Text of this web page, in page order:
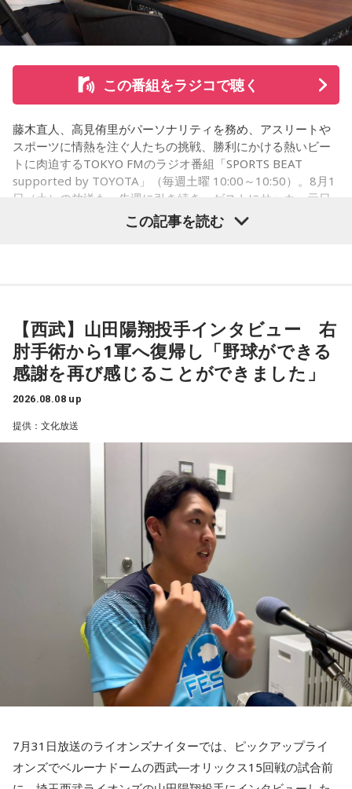
今日は不要なものを手放したり、今後の計画を見直すことを
心掛けると良い日です。
東京・池袋占い館セレーネ所属。10代に占いに出会い、勉
強、コミュニケーションなどの苦手な部分を克服。成績も最
クスを持つ方に寄り添いたいと本格的に占いの世界に進出。
SATORI電話占い月間ランキング連続1位。占いコンテンツ
『莉瑠と龍神様の絶対神託』リリース。
Webサイト：https://selene-uranai.com/
オンライン占いセレーネ：https://online-uranai.jp/
式のときに『パパが弾いてた曲だ』と思ってもらえたら」と
思いを語りました。
コーナー後には、来場者から田村への質疑応答も実施。最後
には、田村がイベントを振り返り、「リスナーの皆さんのエ
ンディング曲の話とかを聞いているだけでも、僕はポジティ
ブになれた。確かに死はすごく悲しいことではあるんだけ
うやって向き合うかということを考える一つのきっかけにな
こりを和らげる」をテーマに、さまざまな「心のこり」に触
れながら、自分自身の想いを見つめ直す機会を届けました。
なお、この模様は8月11日（火・祝）午前9時00分～10時00
■番組名：『田村淳のNewsCLUB「自分自身と話そうの
■放送日時：2026年8月11日（火・祝）午前9時00分～10時
■出演：田村淳、砂山圭大郎（文化放送アナウンサー）
■提供：全日本葬祭業協同組合連合会（全葬連）
この番組をラジコで聴く
藤木直人、高見侑里がパーソナリティを務め、アスリートや
スポーツに情熱を注ぐ人たちの挑戦、勝利にかける熱いビー
トに肉迫するTOKYO FMのラジオ番組「SPORTS BEAT
supported by TOYOTA」（毎週土曜 10:00～10:50）。8月1
日（土）の放送も、先週に引き続き、ゲストにサッカー元日
本代表の福田正博さんが登場！ 当記事では、「FIFAワールド
カップ26（以下、W杯）」でブラジルに対する発言が波紋を
（左から）福田正博さん、藤木直人、高見侑里
1966年生まれの福田正博さんは、日本人初のJリーグ得点王に
45試合出場で9ゴールを記録するなど活躍を見せ、1993年に
はW杯アジア地区最終予選にも出場しました。2002年に現役
を引退した後は、サッカー解説者としてメディアでの活動の
ほか、講演会やサッカー教室をおこなうなど、自身の経験を
活かしながら幅広く活動しています。
◆「塩貝選手に悪意はなかった」
藤木：決勝トーナメントの相手がブラジルに決まった際、塩
貝選手の言葉が切り取られて話題になったというか、ブラジ
ルにちょっと火をつけてしまった部分もあるのかなと思った
福田：そうですね。塩貝選手に悪意はなかったと思います
し、素直に自分の気持ちを言っただけなのですが、それをブ
ラジルサイドがうまく切り取って、結果的に彼らのモチベー
ションを上げるような形になってしまったので、それはあま
何を言っているかというと、日本とブラジルの力関係は間違
いなくブラジルが上なんですよ。そこで日本サイドが考えな
この記事を読む
【西武】山田陽翔投手インタビュー 右
肘手術から1軍へ復帰し「野球ができる
感謝を再び感じることができました」
2026.08.08 up
提供：文化放送
7月31日放送のライオンズナイターでは、ピックアップライ
オンズでベルーナドームの西武―オリックス15回戦の試合前